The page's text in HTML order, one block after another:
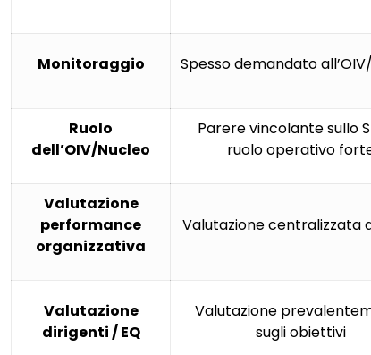
Monitoraggio Spesso demandato
Ruolo
dell’OIV/Nucleo
Parere vincolante sullo
ruolo operativo
Valutazione
performance
organizzativa
Valutazione centralizzata
Valutazione
dirigenti / EQ
Valutazione
sugli obiettivi